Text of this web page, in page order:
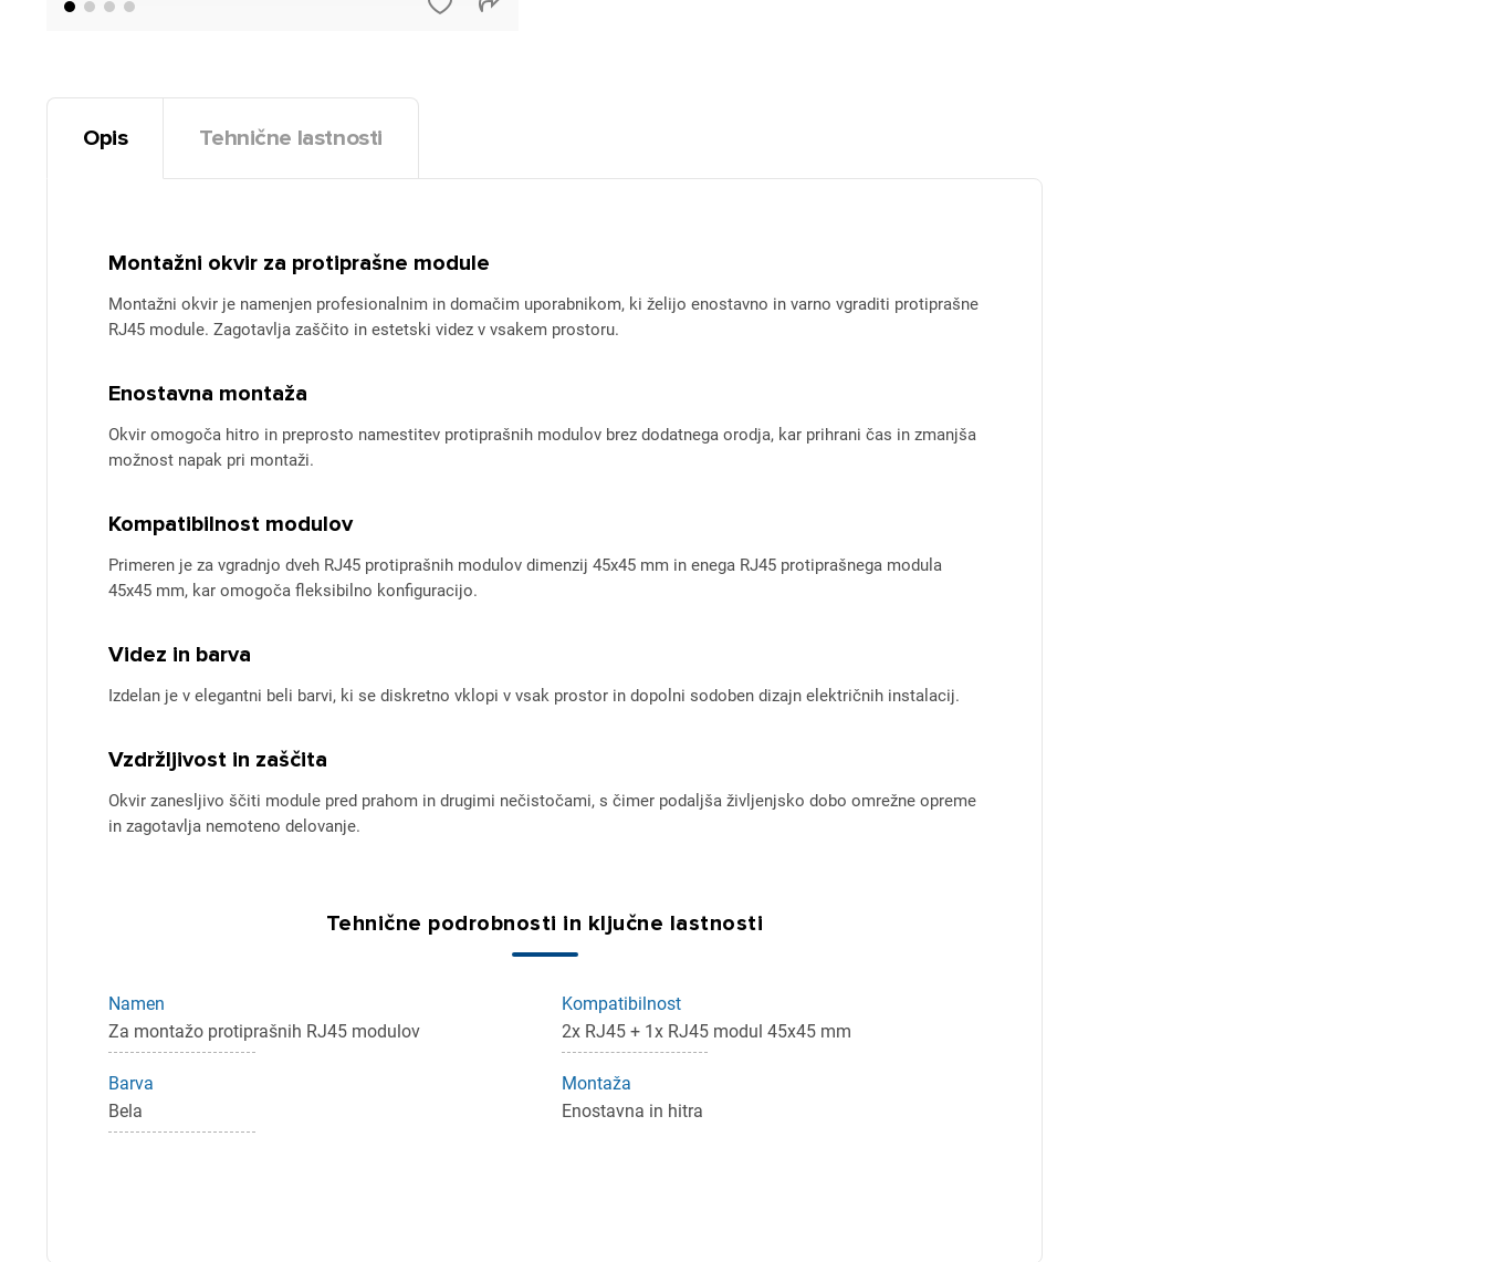
Opis Tehnične lastnosti
Montažni okvir za protiprašne module
Montažni okvir je namenjen profesionalnim in domačim uporabnikom, ki želijo enostavno in varno vgraditi protiprašne
RJ45 module. Zagotavlja zaščito in estetski videz v vsakem prostoru.
Enostavna montaža
Okvir omogoča hitro in preprosto namestitev protiprašnih modulov brez dodatnega orodja, kar prihrani čas in zmanjša
možnost napak pri montaži.
Kompatibilnost modulov
Primeren je za vgradnjo dveh RJ45 protiprašnih modulov dimenzij 45x45 mm in enega RJ45 protiprašnega modula
45x45 mm, kar omogoča fleksibilno konfiguracijo.
Videz in barva
Izdelan je v elegantni beli barvi, ki se diskretno vklopi v vsak prostor in dopolni sodoben dizajn električnih instalacij.
Vzdržljivost in zaščita
Okvir zanesljivo ščiti module pred prahom in drugimi nečistočami, s čimer podaljša življenjsko dobo omrežne opreme
in zagotavlja nemoteno delovanje.
Tehnične podrobnosti in ključne lastnosti
Namen
Za montažo protiprašnih RJ45 modulov
Kompatibilnost
2x RJ45 + 1x RJ45 modul 45x45 mm
Barva
Bela
Montaža
Enostavna in hitra
Za dodajanje na seznam želja morate biti prijavljeni.